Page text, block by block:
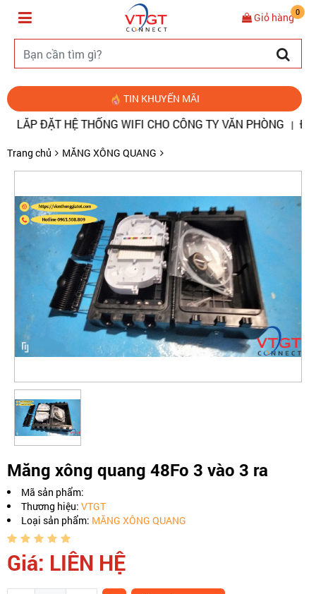
Giỏ hàng0
TIN KHUYẾN MÃI
ĐẶT HỆ THỐNG WIFI CHO CÔNG TY VĂN PHÒNG|ĐO
Trang chủ MĂNG XÔNG QUANG
Măng xông quang 48Fo 3 vào 3 ra
Mã sản phẩm:
Thương hiệu: VTGT
Loại sản phẩm: MĂNG XÔNG QUANG
Giá: LIÊN HỆ